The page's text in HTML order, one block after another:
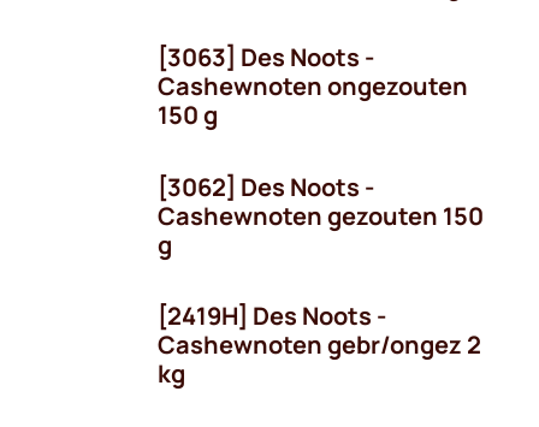
[3063] Des Noots -
Cashewnoten ongezouten
150 g
[3062] Des Noots -
Cashewnoten gezouten 150
g
[2419H] Des Noots -
Cashewnoten gebr/ongez 2
kg